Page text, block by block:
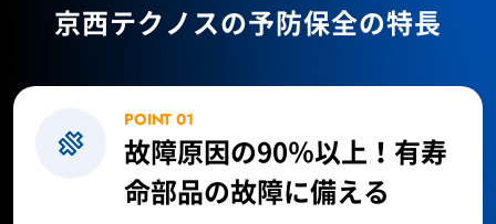
京西テクノスの予防保全の特長
POINT 01
故障原因の90％以上！ 有寿
命部品の故障に備える